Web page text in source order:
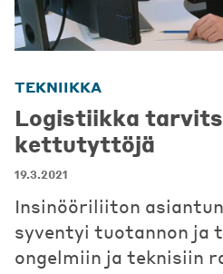
TEKNIIKKA
Logistiikka
kettutyttöjä
19.3.2021
Insinööriliiton
syventyi tuotannon ja
ongelmiin ja teknisiin